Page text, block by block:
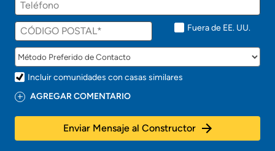
Fuera de EE. UU.
Incluir comunidades con casas similares
AGREGAR COMENTARIO
Enviar Mensaje al Constructor